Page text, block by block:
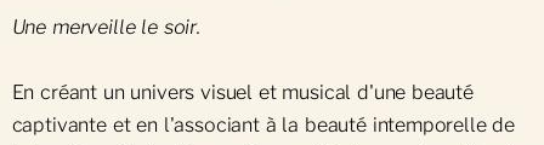
Une merveille le soir.
En créant un univers visuel et musical d'une beauté
captivante et en l'associant à la beauté intemporelle de